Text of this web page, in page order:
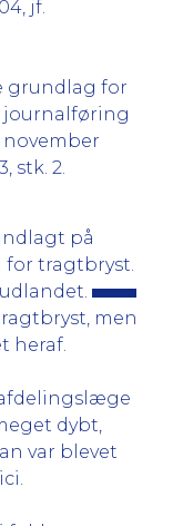
jf.
grundlag for
journalføring
november
stk. 2.
på
tragtbryst.
men
heraf.
dybt,
var blevet